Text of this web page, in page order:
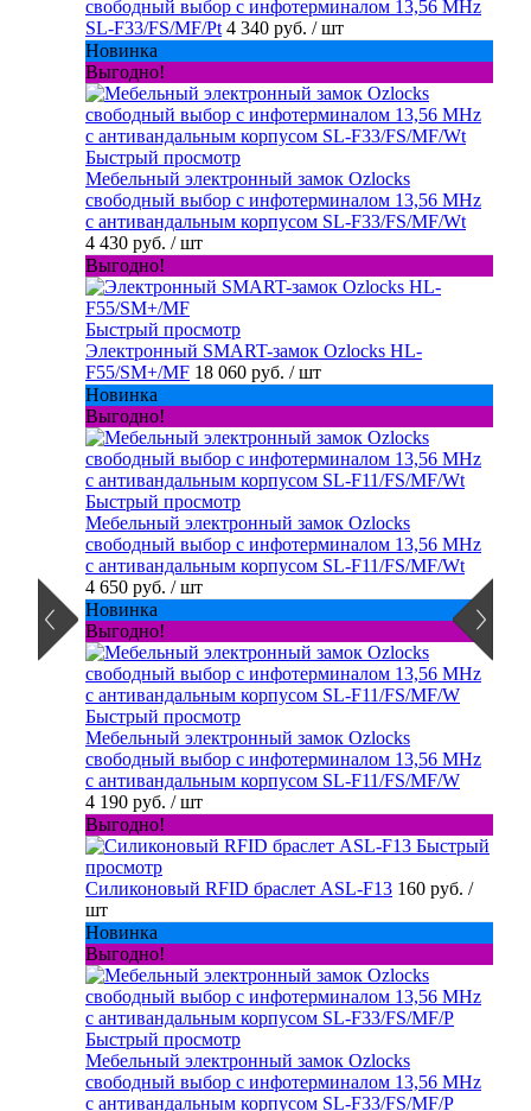
свободный выбор с инфотерминалом 13,56 MHz
SL-F33/FS/MF/Pt 4 340 руб. / шт
Новинка
Выгодно!
Быстрый просмотр
Мебельный электронный замок Ozlocks
свободный выбор с инфотерминалом 13,56 MHz
с антивандальным корпусом SL-F33/FS/MF/Wt
4 430 руб. / шт
Выгодно!
Быстрый просмотр
Электронный SMART-замок Ozlocks HL-
F55/SM+/MF 18 060 руб. / шт
Новинка
Выгодно!
Быстрый просмотр
Мебельный электронный замок Ozlocks
свободный выбор с инфотерминалом 13,56 MHz
с антивандальным корпусом SL-F11/FS/MF/Wt
4 650 руб. / шт
Новинка
Выгодно!
Быстрый просмотр
Мебельный электронный замок Ozlocks
свободный выбор с инфотерминалом 13,56 MHz
с антивандальным корпусом SL-F11/FS/MF/W
4 190 руб. / шт
Выгодно!
Быстрый
просмотр
Силиконовый RFID браслет ASL-F13 160 руб. /
шт
Новинка
Выгодно!
Быстрый просмотр
Мебельный электронный замок Ozlocks
свободный выбор с инфотерминалом 13,56 MHz
с антивандальным корпусом SL-F33/FS/MF/P